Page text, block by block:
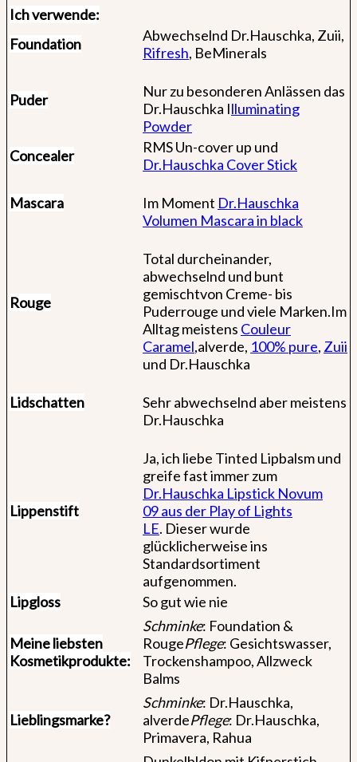
Ich verwende:
Foundation
Abwechselnd Dr.Hauschka, Zuii,
Rifresh, BeMinerals
Puder
Nur zu besonderen Anlässen das
Dr.Hauschka Illuminating
Powder
Concealer
RMS Un-cover up und
Dr.Hauschka Cover Stick
Mascara Im Moment Dr.Hauschka
Volumen Mascara in black
Rouge
Total durcheinander,
abwechselnd und bunt
gemischtvon Creme- bis
Puderrouge und viele Marken.Im
Alltag meistens Couleur
Caramel,alverde, 100% pure, Zuii
und Dr.Hauschka
Lidschatten
Sehr abwechselnd aber meistens
Dr.Hauschka
Lippenstift
Ja, ich liebe Tinted Lipbalsm und
greife fast immer zum
Dr.Hauschka Lipstick Novum
09aus der Play of Lights
LE. Dieser wurde
glücklicherweise ins
Standardsortiment
aufgenommen.
Lipgloss
So gut wie nie
Meine liebsten
Kosmetikprodukte:
Schminke: Foundation &
RougePflege: Gesichtswasser,
Trockenshampoo, Allzweck
Balms
Lieblingsmarke?
Schminke: Dr.Hauschka,
alverdePflege: Dr.Hauschka,
Primavera, Rahua